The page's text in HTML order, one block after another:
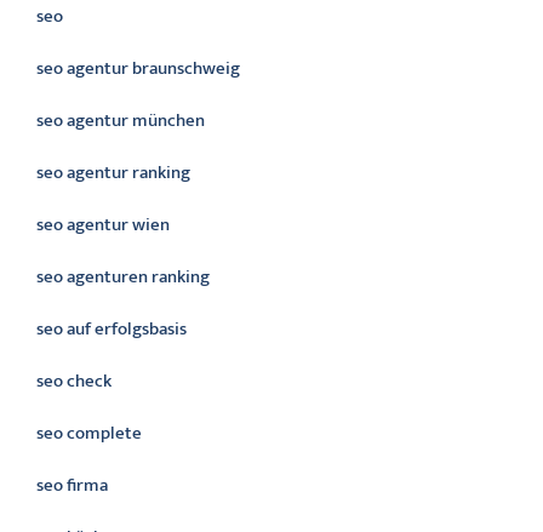
seo
seo agentur braunschweig
seo agentur münchen
seo agentur ranking
seo agentur wien
seo agenturen ranking
seo auf erfolgsbasis
seo check
seo complete
seo firma